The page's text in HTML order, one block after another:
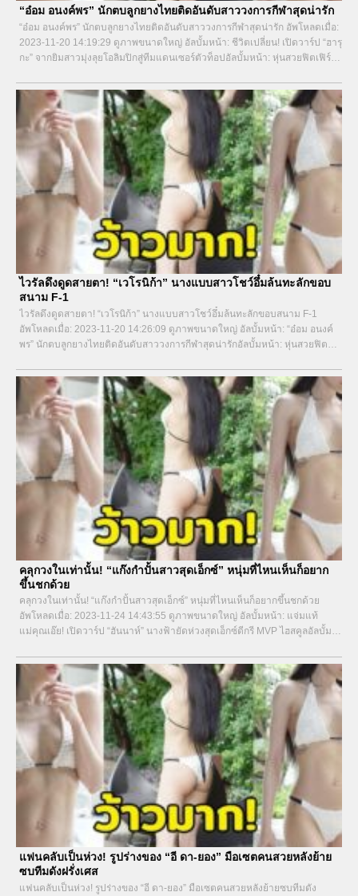
“อ๋อม อนงค์พร” นักตบลูกยางไทยติดอันดับสาววงการกีฬาสุดน่ารัก
“อ๋อม อนงค์พร” นักตบลูกยางไทยติดอันดับสาววงการกีฬาสุดน่ารัก อัพโหลดเมื่อ:
2023-11-20 14:19:29 ดูภาพขนาดใหญ่ อัลบั้มหน้า: ชีวิตเปลี่ยน! เปิดวาร์ป “ฮารุ
กะ” จากยิมสาวมุ่งลุยโอลิมปิกสู่ทีมแดนเซอร์ตัวท็อปอัลบั้มหน้า: หุ่นสวยฟิตเฟิร์ม!
ไวรัลดึงดูดสายตา! “เวโรนิก้า” นางแบบสาวโชว์อึ๋มล้นทะลักขอบ
สนาม F-1
ไวรัลดึงดูดสายตา! “เวโรนิก้า” นางแบบสาวโชว์อึ๋มล้นทะลักขอบสนาม F-1
อัพโหลดเมื่อ: 2023-11-20 14:26:09 ดูภาพขนาดใหญ่ อัลบั้มหน้า: “อ๋อม อนงค์
พร” นักตบลูกยางไทยติดอันดับสาววงการกีฬาสุดน่ารักอัลบั้มหน้า: หุ่นสวยฟิต
คลุกวงในเท่านั้น! “แก๊งกำปั้นสาวสุดเอ็กซ์” หนุ่มที่ไหนเห็นก็อยาก
ขึ้นชกด้วย
คลุกวงในเท่านั้น! “แก๊งกำปั้นสาวสุดเอ็กซ์” หนุ่มที่ไหนเห็นก็อยากขึ้นชกด้วย
อัพโหลดเมื่อ: 2023-11-24 14:43:55 ดูภาพขนาดใหญ่ อัลบั้มหน้า: แจ่มแท้
แม่คุณเอ๊ย! เปิดวาร์ป “ฮันนาห์” นางฟ้ายัดห่วงสุดเอ็กซ์ดีกรี MVP ไฮสคูลอัลบั้ม
แฟนคลับเป็นห่วง! รูปร่างของ “อี ดา-ยอง” มือเซตคนสวยหลังย้าย
ซบทีมดังฝรั่งเศส
แฟนคลับเป็นห่วง! รูปร่างของ “อี ดา-ยอง” มือเซตคนสวยหลังย้ายซบทีมดัง